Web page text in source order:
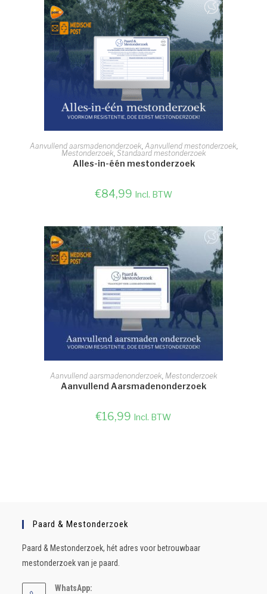
TOEVOEGEN AAN WINKELWAGEN
Aanvullend aarsmadenonderzoek, Aanvullend mestonderzoek,
Mestonderzoek, Standaard mestonderzoek
Alles-in-één mestonderzoek
€84,99 Incl. BTW
TOEVOEGEN AAN WINKELWAGEN
Aanvullend aarsmadenonderzoek Mestonderzoek
Aanvullend Aarsmadenonderzoek
€16,99 Incl. BTW
Paard & Mestonderzoek
Paard & Mestonderzoek, hét adres voor betrouwbaar
mestonderzoek van je paard.
WhatsApp: